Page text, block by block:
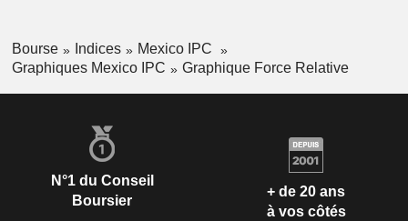
Bourse Indices
Mexico IPC
Graphiques Mexico IPC
Graphique Force Relative
N°1 du Conseil
Boursier
+ de 20 ans
à vos côtés